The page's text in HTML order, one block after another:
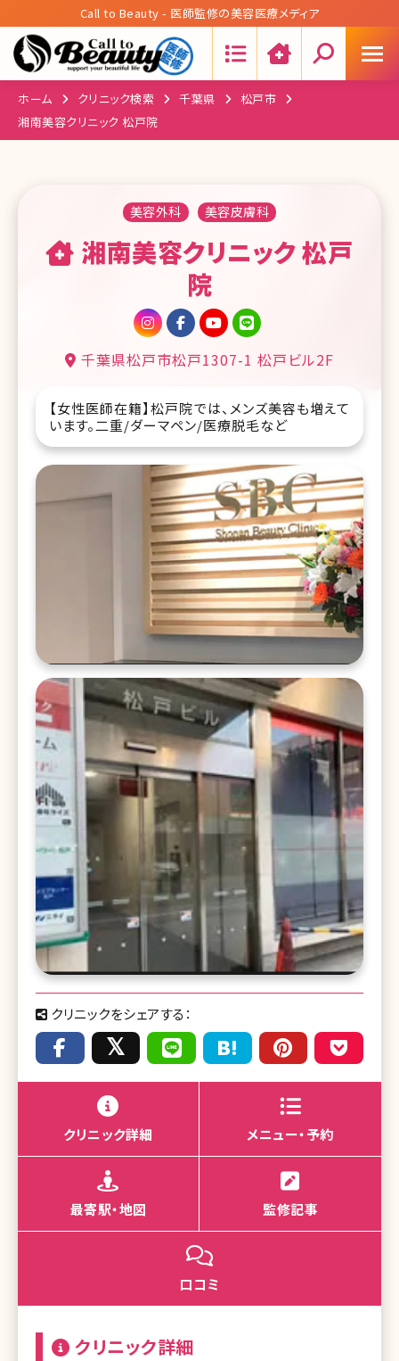
Call to Beauty - 医師監修の美容医療メディア
ホーム クリニック検索 千葉県
松戸市
湘南美容クリニック 松戸院
美容外科 美容皮膚科
湘南美容クリニック 松戸
院
千葉県松戸市松戸1307-1 松戸ビル2F
【女性医師在籍】松戸院では、メンズ美容も増えて
います。二重/ダーマペン/医療脱毛など
クリニックをシェアする：
クリニック詳細 メニュー・予約
最寄駅・地図 監修記事
口コミ
クリニック詳細